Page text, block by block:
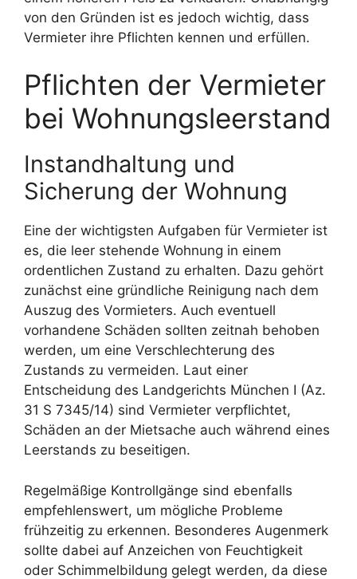
von den Gründen ist es jedoch wichtig, dass
Vermieter ihre Pflichten kennen und erfüllen.
Pflichten der Vermieter
bei Wohnungsleerstand
Instandhaltung und
Sicherung der Wohnung
Eine der wichtigsten Aufgaben für Vermieter ist
es, die leer stehende Wohnung in einem
ordentlichen Zustand zu erhalten. Dazu gehört
zunächst eine gründliche Reinigung nach dem
Auszug des Vormieters. Auch eventuell
vorhandene Schäden sollten zeitnah behoben
werden, um eine Verschlechterung des
Zustands zu vermeiden. Laut einer
Entscheidung des Landgerichts München I (Az.
31 S 7345/14) sind Vermieter verpflichtet,
Schäden an der Mietsache auch während eines
Leerstands zu beseitigen.
Regelmäßige Kontrollgänge sind ebenfalls
empfehlenswert, um mögliche Probleme
frühzeitig zu erkennen. Besonderes Augenmerk
sollte dabei auf Anzeichen von Feuchtigkeit
oder Schimmelbildung gelegt werden, da diese